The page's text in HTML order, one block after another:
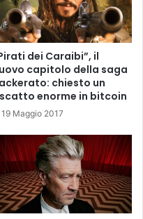
dei Caraibi”, il
capitolo della saga
chiesto un
enorme in bitcoin
19 Maggio 2017